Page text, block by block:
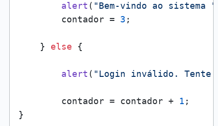
alert ( "Bem-vindo ao sistema "
        contador =
3 ;
    }
else {
alert ( "Login inválido. Tente
        contador = contador +
1 ;
}